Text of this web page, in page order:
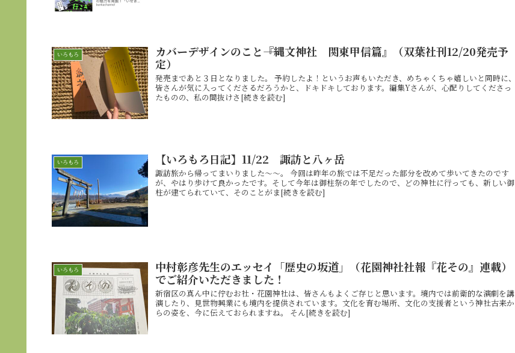
いろもろ
カバーデザインのこと――『縄文神社 関東甲信篇』（双葉社刊12/20発売予
定）
発売まであと３日となりました。 予約したよ！というお声もいただき、めちゃくちゃ嬉しいと同時に、
皆さんが気に入ってくださるだろうかと、ドキドキしております。編集Yさんが、心配りしてくださっ
たものの、私の間抜けさ[続きを読む]
いろもろ 【いろもろ日記】11/22 諏訪と八ヶ岳
諏訪旅から帰ってまいりました～～。 今回は昨年の旅では不足だった部分を改めて歩いてきたのです
が、やはり歩けて良かったです。そして今年は御柱祭の年でしたので、どの神社に行っても、新しい御
柱が建てられていて、そのことがま[続きを読む]
いろもろ
中村彰彦先生のエッセイ「歴史の坂道」（花園神社社報『花その』連載）
でご紹介いただきました！
新宿区の真ん中に佇むお社・花園神社は、皆さんもよくご存じと思います。境内では前衛的な演劇を講
演したり、見世物興業にも境内を提供されています。文化を育む場所、文化の支援者という神社古来か
らの姿を、今に伝えておられますね。 そん[続きを読む]